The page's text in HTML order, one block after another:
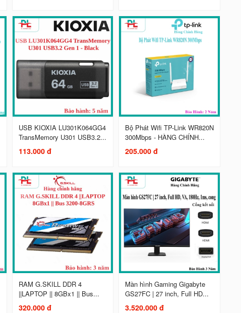
USB KIOXIA LU301K064GG4
TransMemory U301 USB3.2...
113.000 đ
Bộ Phát Wifi TP-Link WR820N
300Mbps - HÀNG CHÍNH...
205.000 đ
RAM G.SKILL DDR 4
||LAPTOP || 8GBx1 || Bus...
320.000 đ
Màn hình Gaming Gigabyte
GS27FC | 27 inch, Full HD...
3.520.000 đ